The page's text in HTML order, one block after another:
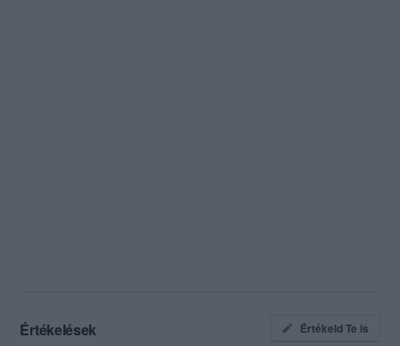
Értékelések Értékeld Te is